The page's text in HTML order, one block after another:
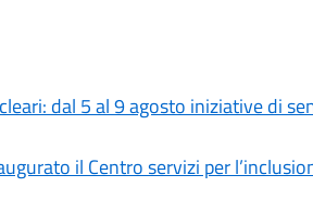
dal 5 al 9 agosto iniziative di
il Centro servizi per